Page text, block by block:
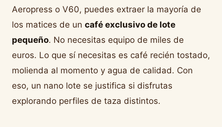
Aeropress o V60, puedes extraer la mayoría de
los matices de un café exclusivo de lote
pequeño. No necesitas equipo de miles de
euros. Lo que sí necesitas es café recién tostado,
molienda al momento y agua de calidad. Con
eso, un nano lote se justifica si disfrutas
explorando perfiles de taza distintos.